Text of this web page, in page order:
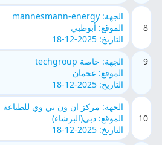
8
الجهة: mannesmann-energy
الموقع: أبوظبي
التاريخ: 2025-12-18
9
الجهة: خاصة techgroup
الموقع: عجمان
التاريخ: 2025-12-18
10
الجهة: مركز ان ون بي وي للطباعة
الموقع: دبي(البرشاء)
التاريخ: 2025-12-18